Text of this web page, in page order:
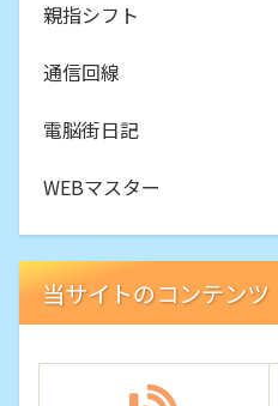
親指シフト
通信回線
電脳街日記
WEBマスター
当サイトのコンテンツ